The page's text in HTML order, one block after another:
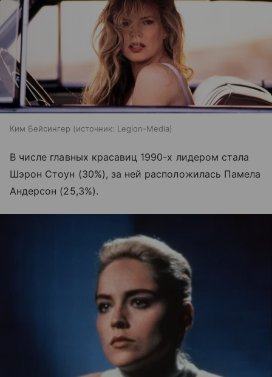
Ким Бейсингер источник: Legion-Media
В числе главных красавиц 1990-х лидером стала
Шэрон Стоун (30%), за ней расположилась Памела
Андерсон (25,3%).